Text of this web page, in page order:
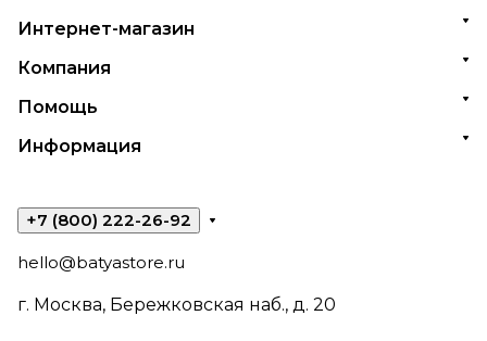
Интернет-магазин
Компания
Помощь
Информация
+7 (800) 222-26-92
hello@batyastore.ru
г. Москва, Бережковская наб., д. 20